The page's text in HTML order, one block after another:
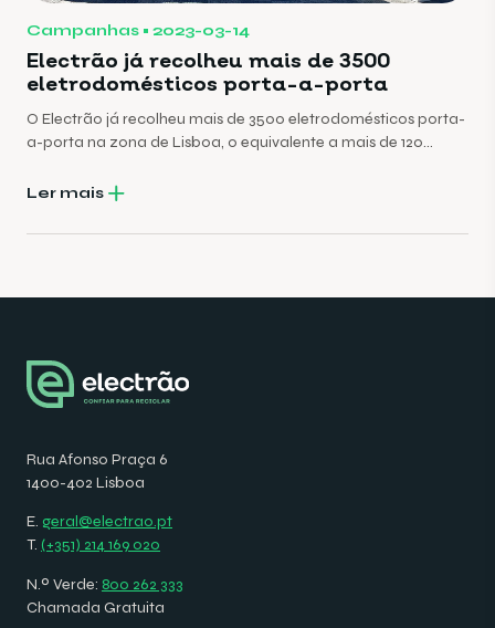
Campanhas 2023-03-14
Electrão já recolheu mais de 3500
eletrodomésticos porta-a-porta
O Electrão já recolheu mais de 3500 eletrodomésticos porta-
a-porta na zona de Lisboa, o equivalente a mais de 120
arranque desta iniciativa inédita em Portugal que teve início
Ler mais
Rua Afonso Praça 6
1400-402 Lisboa
E. geral@electrao.pt
T. (+351) 214 169 020
N.º Verde: 800 262 333
Chamada Gratuita